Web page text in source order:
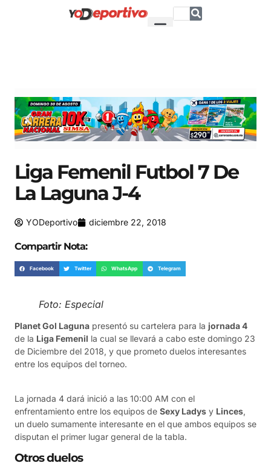
Liga Femenil Futbol 7 De
La Laguna J-4
YODeportivo diciembre 22, 2018
Compartir Nota:
Facebook Twitter WhatsApp Telegram
Foto: Especial
Planet Gol Laguna presentó su cartelera para la jornada 4
de la Liga Femenil la cual se llevará a cabo este domingo 23
de Diciembre del 2018, y que prometo duelos interesantes
entre los equipos del torneo.
La jornada 4 dará inició a las 10:00 AM con el
enfrentamiento entre los equipos de Sexy Ladys y Linces,
un duelo sumamente interesante en el que ambos equipos se
disputan el primer lugar general de la tabla.
Otros duelos